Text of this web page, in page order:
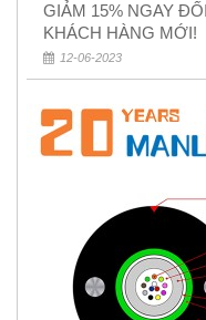
GIẢM 15% NGAY
KHÁCH HÀNG MỚI!
12-06-2023